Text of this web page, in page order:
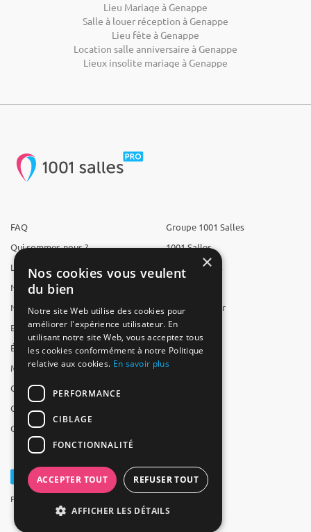
Lieu Mariage à Genappe
Salle à louer réception à Genappe
Lieu fête à Genappe
Location salle anniversaire à Genappe
Lieux insolite mariage à Genappe
FAQ
Qui sommes-nous ?
L'équipe
Nous recrutons
Nos partenaires
Espace presse
Études
Mentions légales
CGV
CGU
Contact
Groupe 1001 Salles
1001 Salles
1001 Traiteurs
Reserverunbar
MP2
Powered by Groupe 1001Salles
×
Nos cookies vous veulent
du bien
Notre site Web utilise des cookies pour
améliorer l'expérience utilisateur. En
utilisant notre site Web, vous acceptez tous
les cookies conformément à notre Politique
relative aux cookies. En savoir plus
PERFORMANCE
CIBLAGE
FONCTIONNALITÉ
ACCEPTER TOUT REFUSER TOUT
AFFICHER LES DÉTAILS